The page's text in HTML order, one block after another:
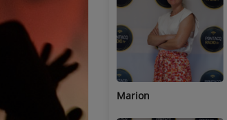
Adrien